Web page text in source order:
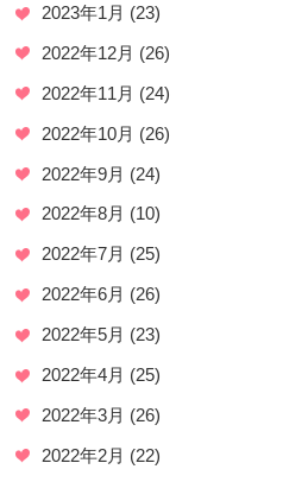
2023年1月 (23)
2022年12月 (26)
2022年11月 (24)
2022年10月 (26)
2022年9月 (24)
2022年8月 (10)
2022年7月 (25)
2022年6月 (26)
2022年5月 (23)
2022年4月 (25)
2022年3月 (26)
2022年2月 (22)